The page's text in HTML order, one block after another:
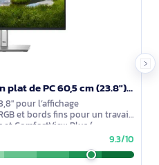
DELL Pro Plus P2425H écran plat de PC 60,5 cm (23.8") 1920 x 1080 pixels Full HD LCD Noir - 210-BMFF
pour l’affichage
et bords fins pour un travail
et ComfortView Plus (
9.3/10